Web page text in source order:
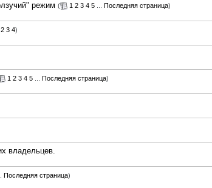
режим ( 1 2 3 4 5 Последняя страница)
2 3 4)
1 2 3 4 5 Последняя страница)
владельцев.
Последняя страница)